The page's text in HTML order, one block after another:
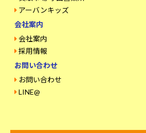
アーバンキッズ
会社案内
会社案内
採用情報
お問い合わせ
お問い合わせ
LINE@